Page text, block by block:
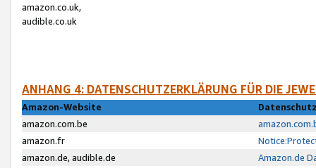
amazon.co.uk,
audible.co.uk
ANHANG 4: DATENSCHUTZERKLÄRUNG FÜR DIE
Amazon-Website
amazon.com.be
amazon.fr
amazon.de, audible.de
Amazon.de